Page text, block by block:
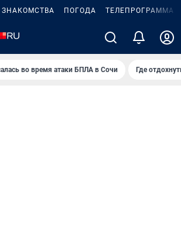
ЗНАКОМСТВА ПОГОДА ТЕЛЕПРОГРАММА
во время атаки БПЛА в Сочи Где